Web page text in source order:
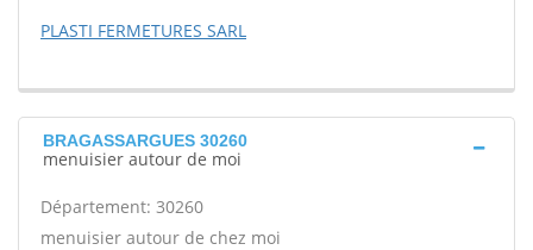
PLASTI FERMETURES SARL
BRAGASSARGUES 30260
menuisier autour de moi
Département: 30260
menuisier autour de chez moi